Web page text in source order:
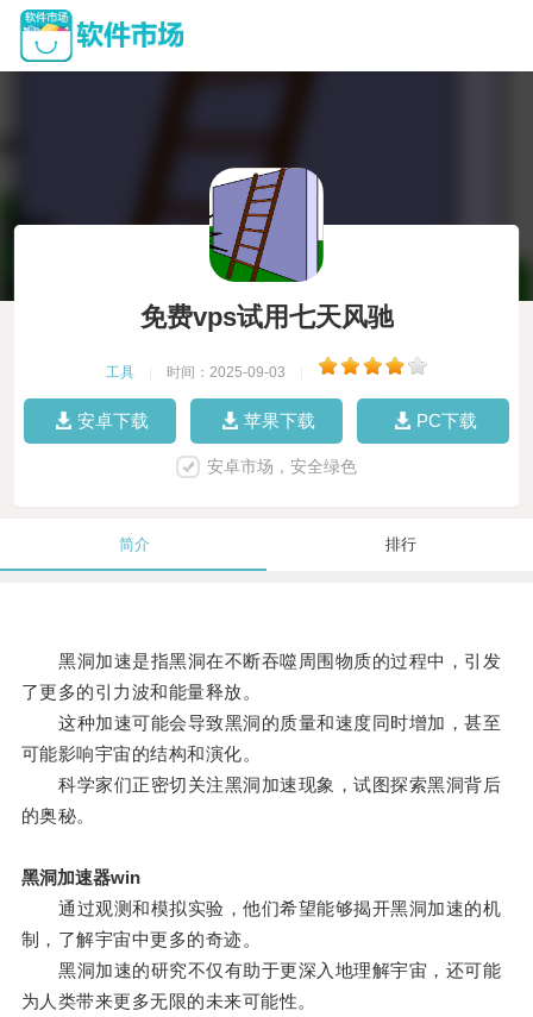
免费vps试用七天风驰
工具 时间：2025-09-03
安卓下载 苹果下载 PC下载
安卓市场，安全绿色
简介 排行
黑洞加速是指黑洞在不断吞噬周围物质的过程中，引发
了更多的引力波和能量释放。
这种加速可能会导致黑洞的质量和速度同时增加，甚至
可能影响宇宙的结构和演化。
科学家们正密切关注黑洞加速现象，试图探索黑洞背后
的奥秘。
黑洞加速器win
通过观测和模拟实验，他们希望能够揭开黑洞加速的机
制，了解宇宙中更多的奇迹。
黑洞加速的研究不仅有助于更深入地理解宇宙，还可能
为人类带来更多无限的未来可能性。